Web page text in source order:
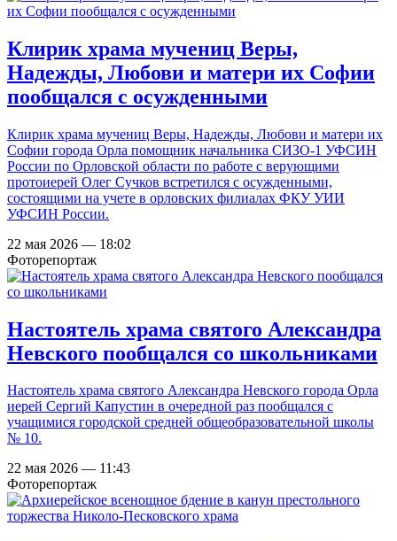
Клирик храма мучениц Веры,
Надежды, Любови и матери их Софии
пообщался с осужденными
Клирик храма мучениц Веры, Надежды, Любови и матери их
Софии города Орла помощник начальника СИЗО-1 УФСИН
России по Орловской области по работе с верующими
протоиерей Олег Сучков встретился с осужденными,
состоящими на учете в орловских филиалах ФКУ УИИ
УФСИН России.
22 мая 2026 — 18:02
Фоторепортаж
Настоятель храма святого Александра
Невского пообщался со школьниками
Настоятель храма святого Александра Невского города Орла
иерей Сергий Капустин в очередной раз пообщался с
учащимися городской средней общеобразовательной школы
№ 10.
22 мая 2026 — 11:43
Фоторепортаж